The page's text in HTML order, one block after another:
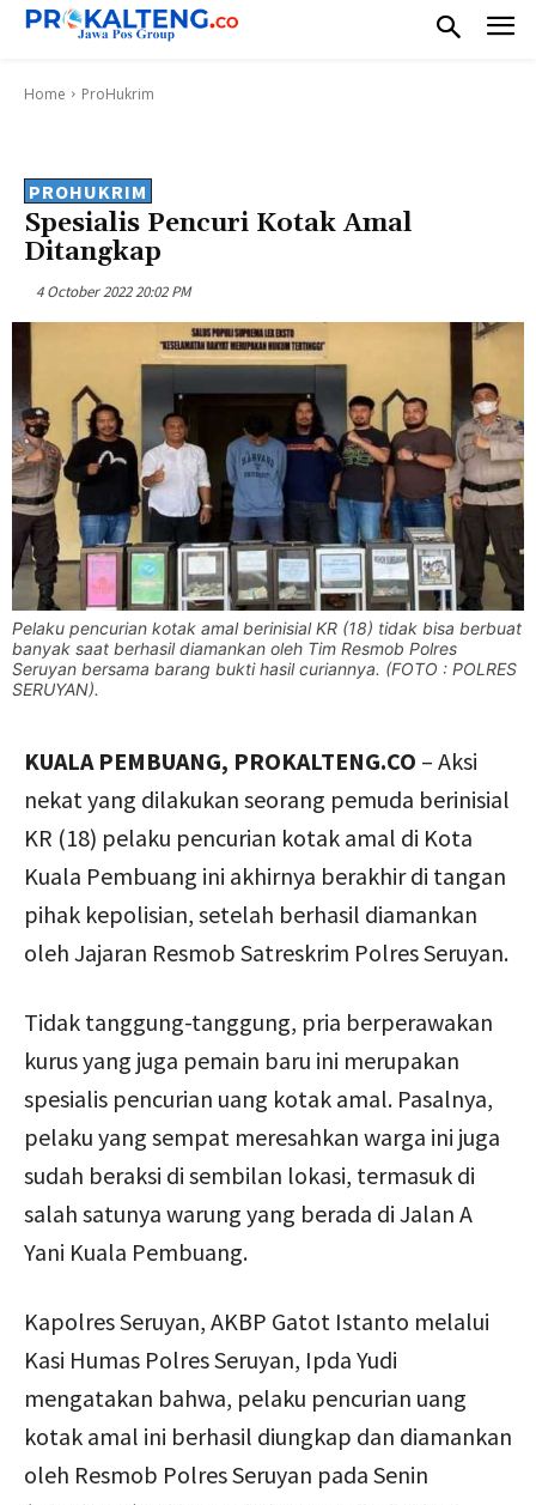
Home ProHukrim
PROHUKRIM
Spesialis Pencuri Kotak Amal
Ditangkap
4 October 2022 20:02 PM
Pelaku pencurian kotak amal berinisial KR (18) tidak bisa berbuat
banyak saat berhasil diamankan oleh Tim Resmob Polres
Seruyan bersama barang bukti hasil curiannya. (FOTO : POLRES
SERUYAN).
KUALA PEMBUANG, PROKALTENG.CO – Aksi
nekat yang dilakukan seorang pemuda berinisial
KR (18) pelaku pencurian kotak amal di Kota
Kuala Pembuang ini akhirnya berakhir di tangan
pihak kepolisian, setelah berhasil diamankan
oleh Jajaran Resmob Satreskrim Polres Seruyan.
Tidak tanggung-tanggung, pria berperawakan
kurus yang juga pemain baru ini merupakan
spesialis pencurian uang kotak amal. Pasalnya,
pelaku yang sempat meresahkan warga ini juga
sudah beraksi di sembilan lokasi, termasuk di
salah satunya warung yang berada di Jalan A
Yani Kuala Pembuang.
Kapolres Seruyan, AKBP Gatot Istanto melalui
Kasi Humas Polres Seruyan, Ipda Yudi
mengatakan bahwa, pelaku pencurian uang
kotak amal ini berhasil diungkap dan diamankan
oleh Resmob Polres Seruyan pada Senin